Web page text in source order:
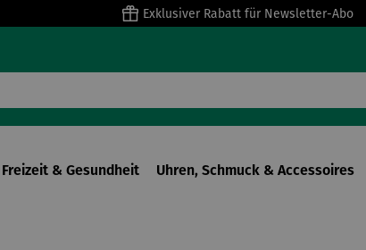
Exklusiver Rabatt für Newsletter-Abo
Freizeit & Gesundheit Uhren, Schmuck & Accessoires